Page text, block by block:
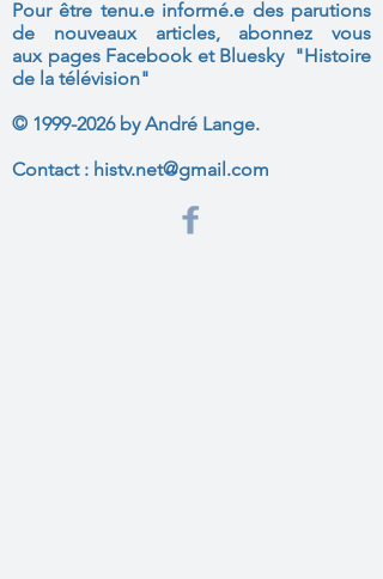
Pour être tenu.e informé.e des parutions
de nouveaux articles, abonnez vous
aux pages Facebook et Bluesky "Histoire
de la télévision"
© 1999-2026by André Lange.
Contact : histv.net@gmail.com